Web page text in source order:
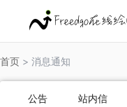
首页 > 消息通知
公告 站内信